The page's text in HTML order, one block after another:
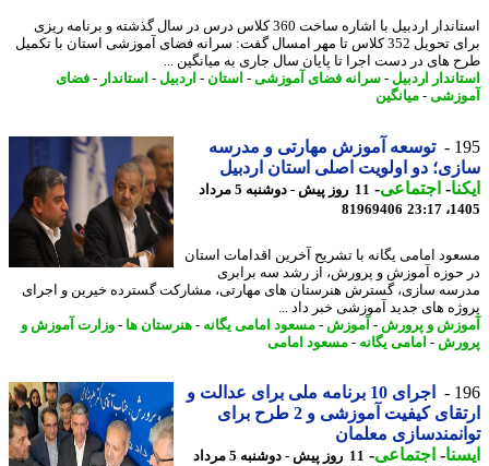
استاندار اردبیل با اشاره ساخت 360 کلاس درس در سال گذشته و برنامه ریزی
برای تحویل 352 کلاس تا مهر امسال گفت: سرانه فضای آموزشی استان با تکمیل
های در دست اجرا تا پایان سال جاری به میانگین ...
اردبیل -سرانه فضای آموزشی -استان-اردبیل -استاندار-فضای
-میانگین
توسعه آموزش مهارتی و مدرسه
دو اولویت اصلی استان اردبیل
-اجتماعی-
11 روز پیش - دوشنبه 5 مرداد
81969406
امامی یگانه با تشریح آخرین اقدامات استان
آموزش و پرورش، از رشد سه برابری
سازی، گسترش هنرستان های مهارتی، مشارکت گسترده خیرین و اجرای
های جدید آموزشی خبر داد ...
و پرورش-آموزش-مسعود امامی یگانه-هنرستان ها- وزارت آموزش و
-امامی یگانه-مسعود امامی
اجرای 10 برنامه ملی برای عدالت و
ارتقای کیفیت آموزشی و 2 طرح برای
معلمان
-اجتماعی-
11 روز پیش - دوشنبه 5 مرداد